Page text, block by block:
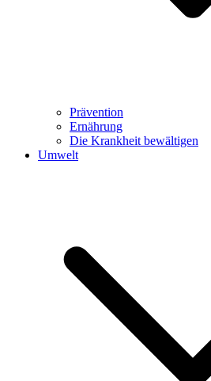
Prävention
Ernährung
Die Krankheit bewältigen
Umwelt